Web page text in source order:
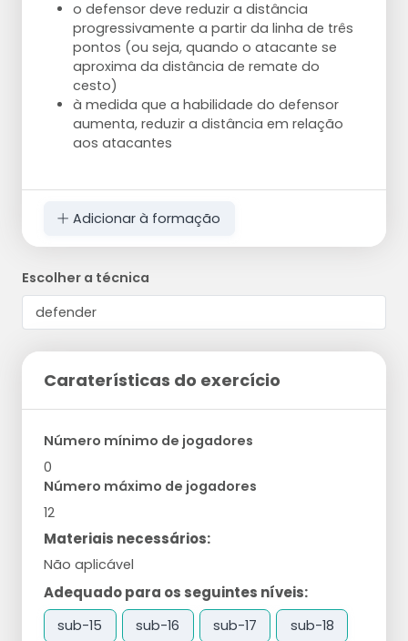
o defensor deve reduzir a distância
progressivamente a partir da linha de três
pontos (ou seja, quando o atacante se
aproxima da distância de remate do
cesto)
à medida que a habilidade do defensor
aumenta, reduzir a distância em relação
aos atacantes
Adicionar à formação
Escolher a técnica
Caraterísticas do exercício
Número mínimo de jogadores
0
Número máximo de jogadores
12
Materiais necessários:
Não aplicável
Adequado para os seguintes níveis:
sub-15 sub-16 sub-17 sub-18